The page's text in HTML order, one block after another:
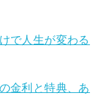
で人生が変わる
金利と特典、あ